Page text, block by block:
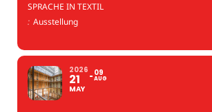
SPRACHE IN TEXTIL
: Ausstellung
2026
21
MAY
09
AUG